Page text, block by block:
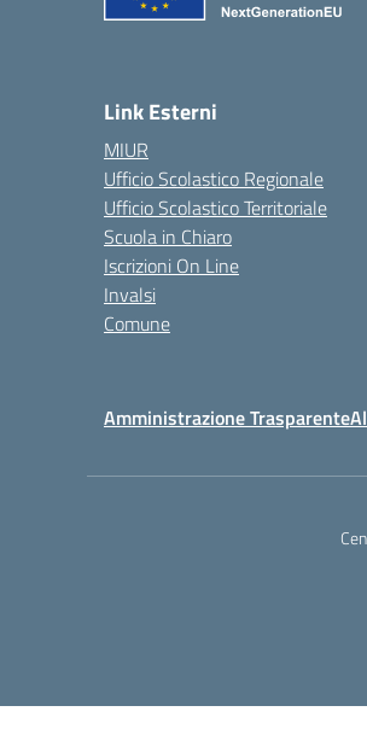
Link Esterni
MIUR
Ufficio Scolastico Regionale
Ufficio Scolastico Territoriale
Scuola in Chiaro
Iscrizioni On Line
Invalsi
Comune
Amministrazione Trasparente